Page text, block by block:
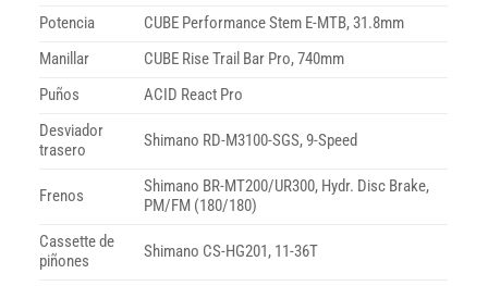
Potencia
CUBE Performance Stem E-MTB, 31.8mm
Manillar
CUBE Rise Trail Bar Pro, 740mm
Puños
ACID React Pro
Desviador
trasero
Shimano RD-M3100-SGS, 9-Speed
Frenos
Shimano BR-MT200/UR300, Hydr. Disc Brake,
PM/FM (180/180)
Cassette de
piñones
Shimano CS-HG201, 11-36T